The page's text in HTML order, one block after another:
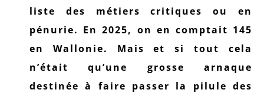
liste des métiers critiques ou en
pénurie. En 2025, on en comptait 145
en Wallonie. Mais et si tout cela
n’était qu’une grosse arnaque
destinée à faire passer la pilule des